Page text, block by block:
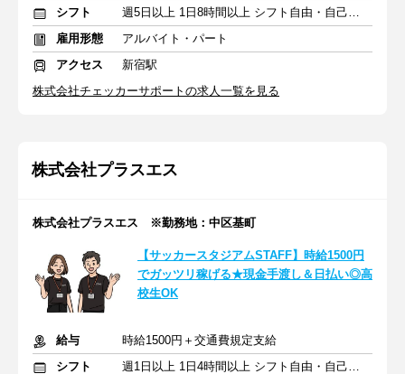
シフト
週5日以上 1日8時間以上 シフト自由・自己申告
雇用形態
アルバイト・パート
アクセス
新宿駅
株式会社チェッカーサポートの求人一覧を見る
株式会社プラスエス
株式会社プラスエス ※勤務地：中区基町
【サッカースタジアムSTAFF】時給1500円
でガッツリ稼げる★現金手渡し＆日払い◎高
校生OK
給与
時給1500円＋交通費規定支給
シフト
週1日以上 1日4時間以上 シフト自由・自己申告